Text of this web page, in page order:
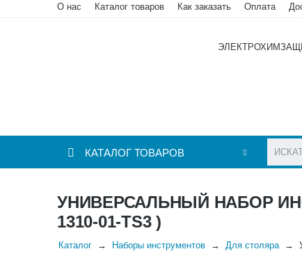
О нас Каталог товаров Как заказать Оплата
КАТАЛОГ ТОВАРОВ
УНИВЕРСАЛЬНЫЙ НАБОР
1310-01-TS3 )
Каталог Наборы инструментов Для столяра